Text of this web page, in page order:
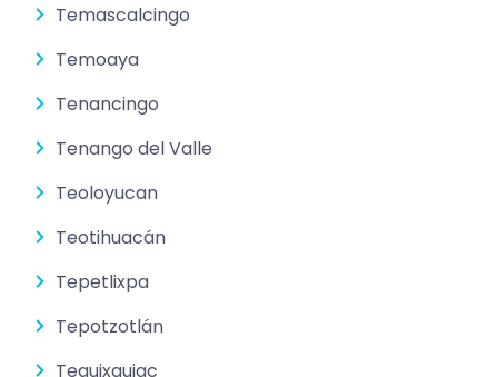
Temascalcingo
Temoaya
Tenancingo
Tenango del Valle
Teoloyucan
Teotihuacán
Tepetlixpa
Tepotzotlán
Tequixquiac